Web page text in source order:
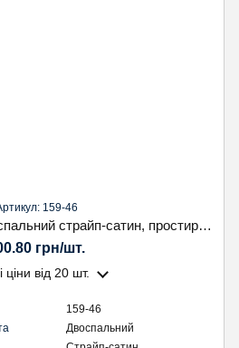
159-46
Постільна білизна двоспальний страйп-сатин, простирадло на гумці. Koloco
грн/шт.
ціни від 20 шт.
159-46
Двоспальний